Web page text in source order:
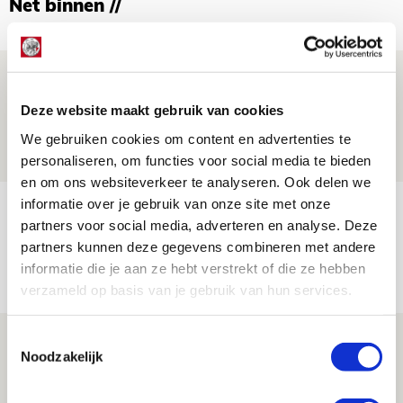
Deze website maakt gebruik van cookies
We gebruiken cookies om content en advertenties te
personaliseren, om functies voor social media te bieden
en om ons websiteverkeer te analyseren. Ook delen we
informatie over je gebruik van onze site met onze
partners voor social media, adverteren en analyse. Deze
partners kunnen deze gegevens combineren met andere
informatie die je aan ze hebt verstrekt of die ze hebben
verzameld op basis van je gebruik van hun services.
Noodzakelijk
Net binnen //
Drie dingen die je moet weten over PEC
Zwolle - Ajax
08 AUGUSTUS 2026 - 12:32
Míchels elf: met welke formatie begin
jij aan nieuw eredivisieseizoen?
08 AUGUSTUS 2026 - 11:34
NIEUWS
Spelen bij Jong Ajax of Ajax 1? Dat
maakt Abdalla ‘geen reet’ uit